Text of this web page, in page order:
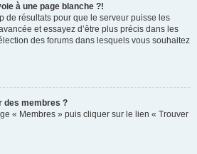
à une page blanche ?!
de résultats pour que le serveur puisse les
et essayez d’être plus précis dans les
des forums dans lesquels vous souhaitez
des membres ?
« Membres » puis cliquer sur le lien « Trouver